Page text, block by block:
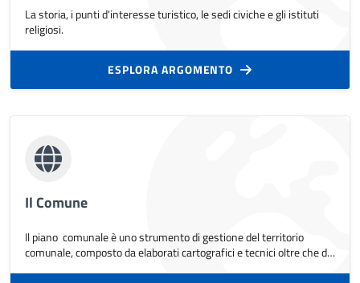
La storia, i punti d'interesse turistico, le sedi civiche e gli istituti
religiosi.
ESPLORA ARGOMENTO
Il Comune
Il piano comunaleè uno strumento di gestione del territorio
comunale, composto da elaborati cartografici e tecnici oltre che da